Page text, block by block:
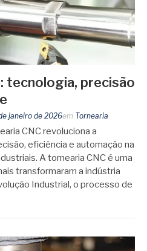
tecnologia, precisão
janeiro de 2026em Tornearia
CNC revoluciona a
eficiência e automação na
A tornearia CNC é uma
transformaram a indústria
Industrial, o processo de